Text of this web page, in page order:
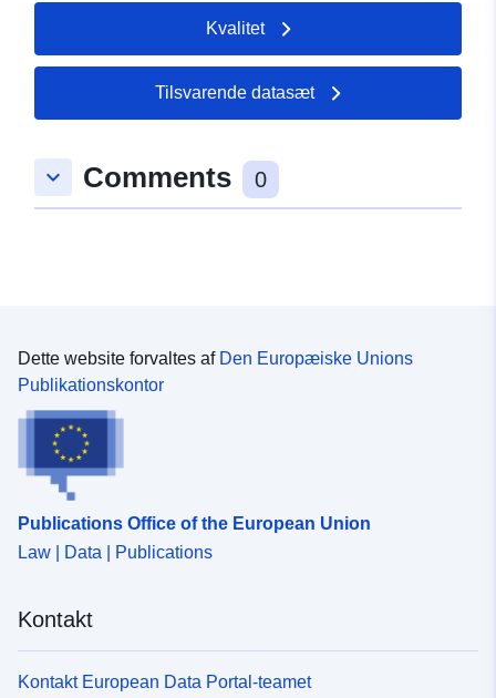
Kvalitet
Tilsvarende datasæt
keyboard_arrow_down Comments 0
Dette website forvaltes af Den Europæiske Unions
Publikationskontor
Publications Office of the European Union
Law | Data | Publications
Kontakt
Kontakt European Data Portal-teamet